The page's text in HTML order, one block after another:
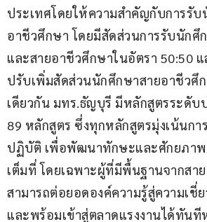
ประเทศโดยให้ความสำคัญกับการรับ
อาชีวศึกษา โดยมีสัดส่วนการรับนักศึ
และสายอาชีวศึกษาในอัตรา 50:50
ปรับเพิ่มสัดส่วนนักศึกษาสายอาชีวศึ
เดียวกัน มทร.ธัญบุรี มีหลักสูตรระดั
89 หลักสูตร ซึ่งทุกหลักสูตรมุ่งเน้นก
ปฏิบัติ เพื่อพัฒนาทักษะและศักยภาพ
เต็มที่ โดยเฉพาะผู้ที่มีพื้นฐานจากสา
สามารถต่อยอดองค์ความรู้สู่ความเชี่
และพร้อมเข้าสู่ตลาดแรงงานได้ทันที